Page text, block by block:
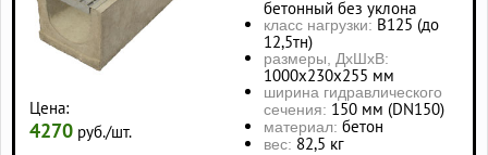
Цена:
4270 руб./шт.
бетонный без уклона
класс нагрузки: В125 (до
12,5тн)
размеры, ДхШхВ:
1000x230x255 мм
ширина гидравлического
сечения: 150 мм (DN150)
материал: бетон
вес: 82,5 кг